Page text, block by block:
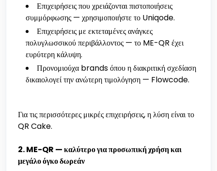
Επιχειρήσεις που χρειάζονται πιστοποιήσεις
συμμόρφωσης — χρησιμοποιήστε το Uniqode.
Επιχειρήσεις με εκτεταμένες ανάγκες
πολυγλωσσικού περιβάλλοντος — το ME-QR έχει
ευρύτερη κάλυψη.
Προνομιούχα brands όπου η διακριτική σχεδίαση
δικαιολογεί την ανώτερη τιμολόγηση — Flowcode.
Για τις περισσότερες μικρές επιχειρήσεις, η λύση είναι το
QR Cake.
2. ME-QR — καλύτερο για προσωπική χρήση και
μεγάλο όγκο δωρεάν